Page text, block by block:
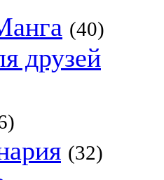
(40)
друзей
(32)